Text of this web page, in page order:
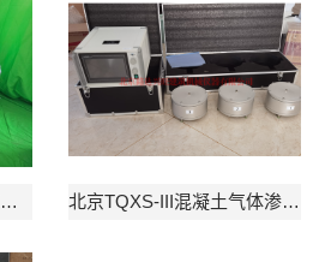
北京2025款混凝土抗氮气渗透试验仪 北京TQXS-III混凝土气体渗透试验仪